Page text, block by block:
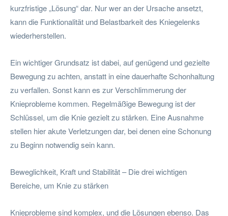
kurzfristige „Lösung“ dar. Nur wer an der Ursache ansetzt,
kann die Funktionalität und Belastbarkeit des Kniegelenks
wiederherstellen.
Ein wichtiger Grundsatz ist dabei, auf genügend und gezielte
Bewegung zu achten, anstatt in eine dauerhafte Schonhaltung
zu verfallen. Sonst kann es zur Verschlimmerung der
Knieprobleme kommen. Regelmäßige Bewegung ist der
Schlüssel, um die Knie gezielt zu stärken. Eine Ausnahme
stellen hier akute Verletzungen dar, bei denen eine Schonung
zu Beginn notwendig sein kann.
Beweglichkeit, Kraft und Stabilität – Die drei wichtigen
Bereiche, um Knie zu stärken
Knieprobleme sind komplex, und die Lösungen ebenso. Das